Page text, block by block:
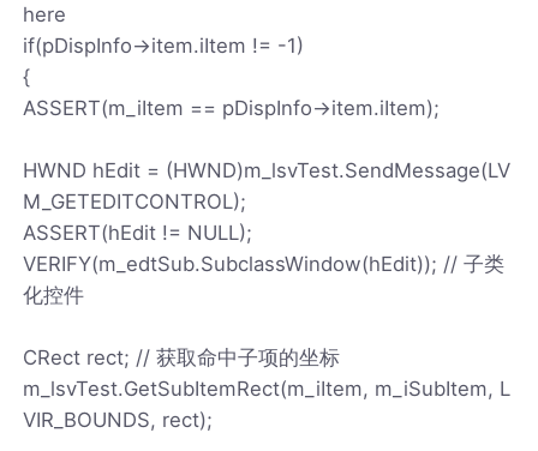
here
if(pDispInfo->item.iItem != -1)
{
ASSERT(m_iItem == pDispInfo->item.iItem);
HWND hEdit = (HWND)m_lsvTest.SendMessage(LV
M_GETEDITCONTROL);
ASSERT(hEdit != NULL);
VERIFY(m_edtSub.SubclassWindow(hEdit)); // 子类
化控件
CRect rect; // 获取命中子项的坐标
m_lsvTest.GetSubItemRect(m_iItem, m_iSubItem, L
VIR_BOUNDS, rect);